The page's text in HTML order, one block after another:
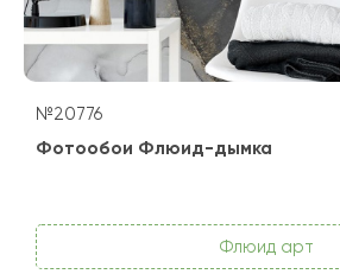
№20776
Фотообои Флюид-дымка
Флюид арт